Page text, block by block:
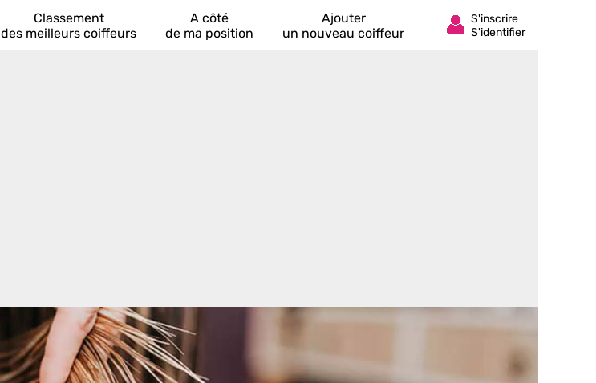
Classement
des meilleurs coiffeurs
A côté
de ma position
Ajouter
un nouveau coiffeur